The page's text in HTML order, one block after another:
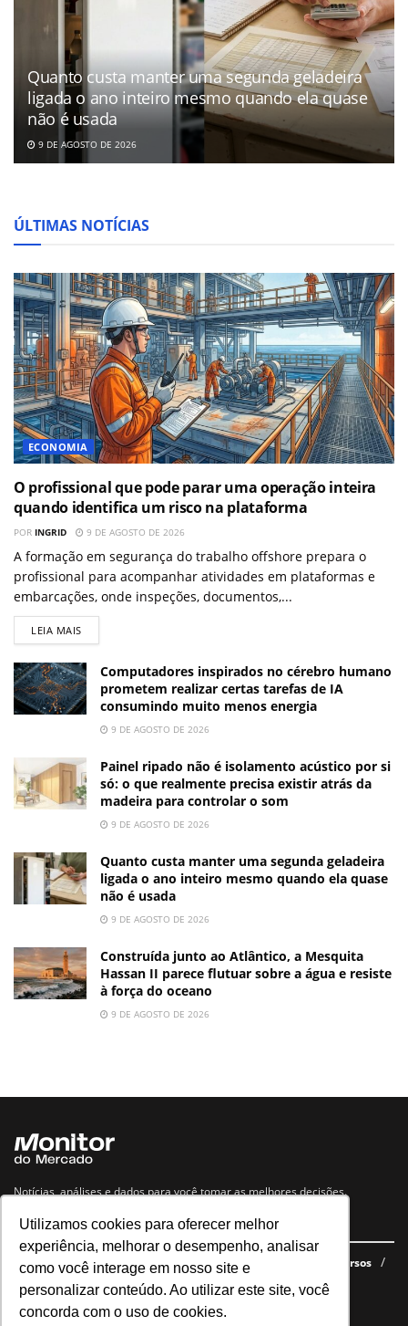
Utilizamos cookies para oferecer melhor
experiência, melhorar o desempenho, analisar
como você interage em nosso site e
personalizar conteúdo. Ao utilizar este site, você
concorda com o uso de cookies.
Quanto custa manter uma segunda geladeira
ligada o ano inteiro mesmo quando ela quase
não é usada
9 DE AGOSTO DE 2026
ÚLTIMAS NOTÍCIAS
ECONOMIA
O profissional que pode parar uma operação inteira
quando identifica um risco na plataforma
POR INGRID 9 DE AGOSTO DE 2026
A formação em segurança do trabalho offshore prepara o
profissional para acompanhar atividades em plataformas e
embarcações, onde inspeções, documentos,...
LEIA MAIS
Computadores inspirados no cérebro humano
prometem realizar certas tarefas de IA
consumindo muito menos energia
9 DE AGOSTO DE 2026
Painel ripado não é isolamento acústico por si
só: o que realmente precisa existir atrás da
madeira para controlar o som
9 DE AGOSTO DE 2026
Quanto custa manter uma segunda geladeira
ligada o ano inteiro mesmo quando ela quase
não é usada
9 DE AGOSTO DE 2026
Construída junto ao Atlântico, a Mesquita
Hassan II parece flutuar sobre a água e resiste
à força do oceano
9 DE AGOSTO DE 2026
Notícias, análises e dados para você tomar as melhores decisões.
Navegue no site
Últimas notícias Quem somos E-books gratuitos
Cursos
Política de privacidade